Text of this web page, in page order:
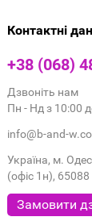
Контактні
+38 (068)
Дзвоніть нам
Пн - Нд з 10:00
info@b-and-
Україна, м.
(офіс 1н), 65088
Замовити